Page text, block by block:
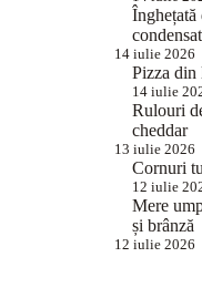
Înghețată
condensat
14 iulie 2026
Pizza
14 iulie
Rulouri
cheddar
13 iulie 2026
Cornuri
12 iulie
Mere
și brânză
12 iulie 2026